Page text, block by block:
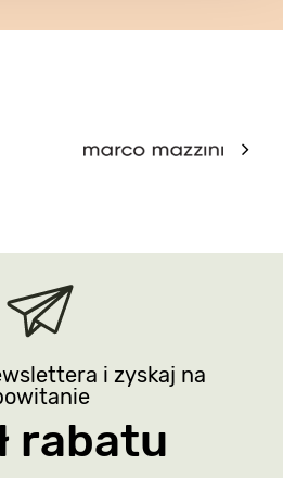
i zyskaj na
rabatu